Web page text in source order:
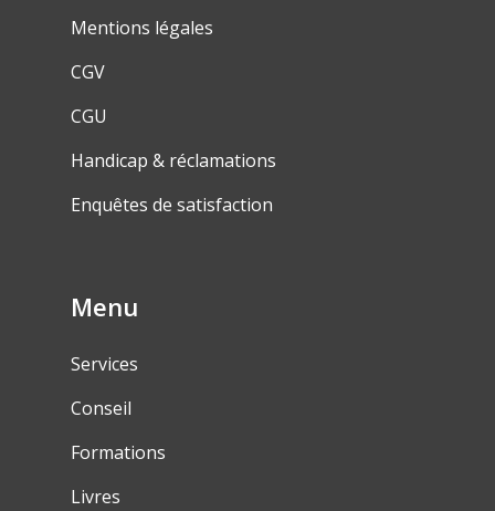
Mentions légales
CGV
CGU
Handicap & réclamations
Enquêtes de satisfaction
Menu
Services
Conseil
Formations
Livres